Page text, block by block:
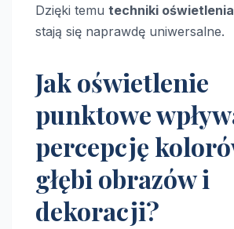
Dzięki temu techniki
stają się naprawdę uniwersalne.
Jak oświetlenie
punktowe
percepcję
głębi obrazów i
dekoracji?